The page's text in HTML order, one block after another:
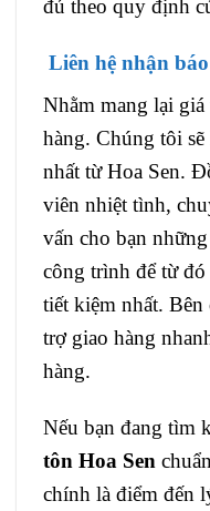
đủ theo quy định
Liên hệ nhận
Nhằm mang lại
hàng. Chúng tôi
nhất từ Hoa Sen.
viên nhiệt tình,
vấn cho bạn
công trình để từ
tiết kiệm nhất.
trợ giao hàng
hàng.
Nếu bạn đang tìm
tôn Hoa Sen
chính là điểm đến